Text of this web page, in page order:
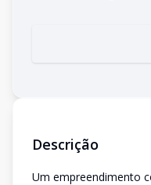
Descrição
Um empreendimento